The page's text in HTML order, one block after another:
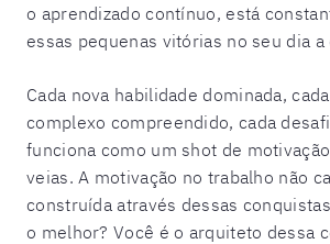
o aprendizado contínuo, está
essas pequenas vitórias no seu dia a
Cada nova habilidade dominada,
complexo compreendido, cada
funciona como um shot de
veias. A motivação no trabalho não
construída através dessas
o melhor? Você é o arquiteto dessa